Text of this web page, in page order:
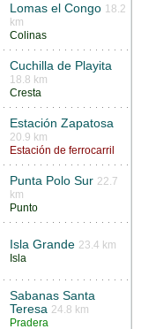
Lomas el Congo 18.2
km
Colinas
Cuchilla de Playita
18.8 km
Cresta
Estación Zapatosa
20.9 km
Estación de ferrocarril
Punta Polo Sur 22.7
km
Punto
Isla Grande 23.4 km
Isla
Sabanas Santa
Teresa 24.8 km
Pradera